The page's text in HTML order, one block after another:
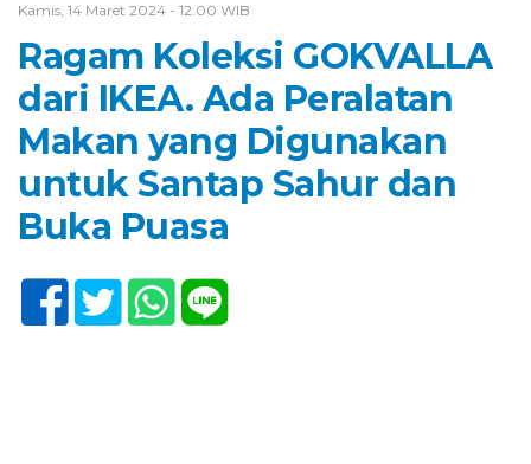
Kamis, 14 Maret 2024 - 12:00 WIB
Ragam Koleksi GOKVALLA
dari IKEA. Ada Peralatan
Makan yang Digunakan
untuk Santap Sahur dan
Buka Puasa